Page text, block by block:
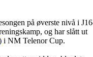
på øverste nivå i
og har slått ut
i NM Telenor Cup.